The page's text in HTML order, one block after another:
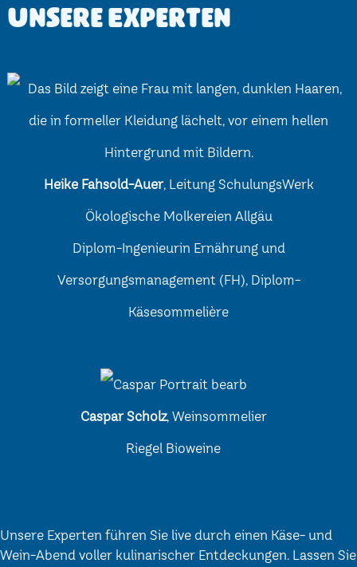
Unsere Experten
Heike Fahsold-Auer, Leitung SchulungsWerk
Ökologische Molkereien Allgäu
Diplom-Ingenieurin Ernährung und
Versorgungsmanagement (FH), Diplom-
Käsesommelière
Caspar Scholz, Weinsommelier
Riegel Bioweine
Unsere Experten führen Sie live durch einen Käse- und
Wein-Abend voller kulinarischer Entdeckungen. Lassen Sie